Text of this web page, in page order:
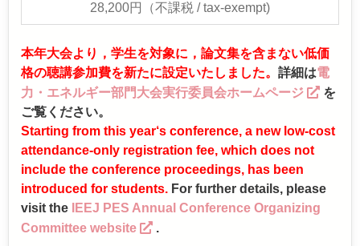
28,200円（不課税 / tax-exempt)
本年大会より，学生を対象に，論文集を含まない低価
格の聴講参加費を新たに設定いたしました。 詳細は電
力・エネルギー部門大会実行委員会ホームページ
を
ご覧ください。
Starting from this year‘s conference, a new low-cost
attendance-only registration fee, which does not
include the conference proceedings, has been
introduced for students. For further details, please
visit the
IEEJ PES Annual Conference Organizing
Committee website
.